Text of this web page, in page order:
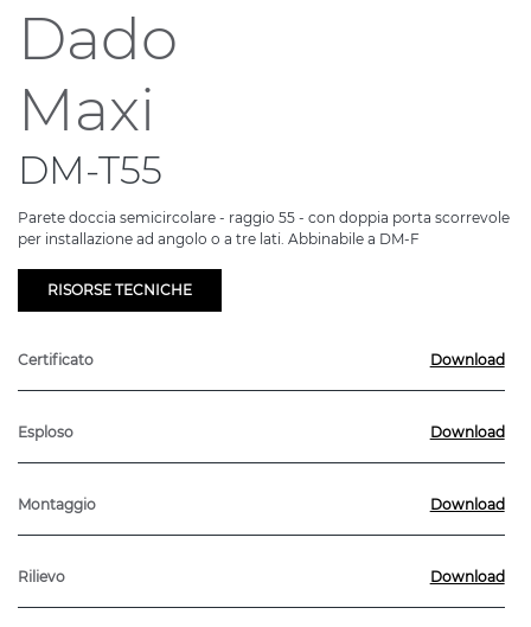
Dado
Maxi
DM-T55
Parete doccia semicircolare - raggio 55 - con doppia porta scorrevole
per installazione ad angolo o a tre lati. Abbinabile a DM-F
RISORSE TECNICHE
Certificato Download
Esploso Download
Montaggio Download
Rilievo Download